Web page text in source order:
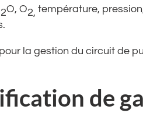
2O, O2, température,
la gestion du circuit de
de